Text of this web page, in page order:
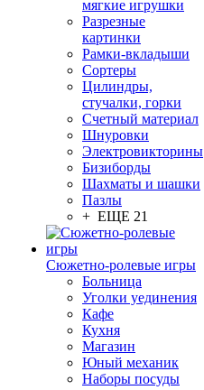
мягкие игрушки
Разрезные
картинки
Рамки-вкладыши
Сортеры
Цилиндры,
стучалки, горки
Счетный материал
Шнуровки
Электровикторины
Бизиборды
Шахматы и шашки
Пазлы
+ ЕЩЕ 21
Сюжетно-ролевые игры
Больница
Уголки уединения
Кафе
Кухня
Магазин
Юный механик
Наборы посуды